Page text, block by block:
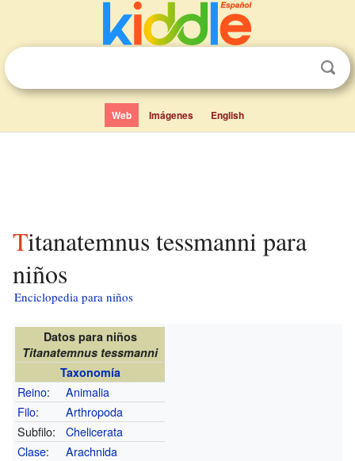
Web Imágenes English
Titanatemnus tessmanni para
niños
Enciclopedia para niños
Datos para niños
Titanatemnus tessmanni
Taxonomía
Reino:
Animalia
Filo:
Arthropoda
Subfilo:
Chelicerata
Clase:
Arachnida